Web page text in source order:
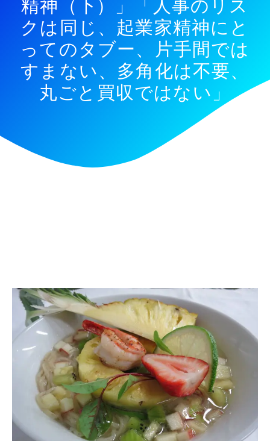
精神（下）」「人事のリス
クは同じ、起業家精神にと
ってのタブー、片手間では
すまない、多角化は不要、
丸ごと買収ではない」